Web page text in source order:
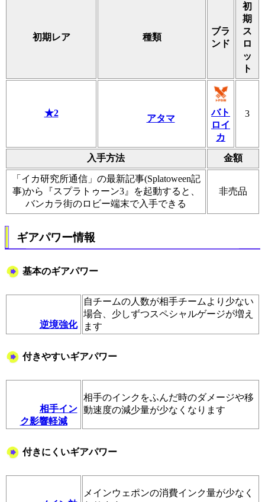
初期レア 種類
ブラ
ンド
初
期
ス
ロ
ッ
ト
★2
アタマ
バト
ロイ
カ
3
入手方法 金額
「イカ研究所通信」の最新記事(Splatoween記
事)から『スプラトゥーン3』を起動すると、
バンカラ街のロビー端末で入手できる
非売品
ギアパワー情報
基本のギアパワー
逆境強化
自チームの人数が相手チームより少ない
場合、少しずつスペシャルゲージが増え
ます
付きやすいギアパワー
相手イン
ク影響軽減
相手のインクをふんだ時のダメージや移
動速度の減少量が少なくなります
付きにくいギアパワー
メインウェポンの消費インク量が少なく